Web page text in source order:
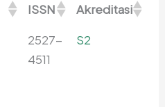
ISSN
Akreditasi
2527-
4511
S2